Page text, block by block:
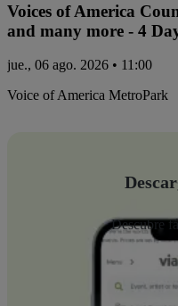
Voices of America
and many more - 4
jue., 06 ago. 2026 • 11:00
Voice of America MetroPark
Descubre